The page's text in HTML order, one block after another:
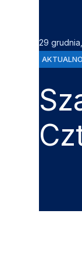
29